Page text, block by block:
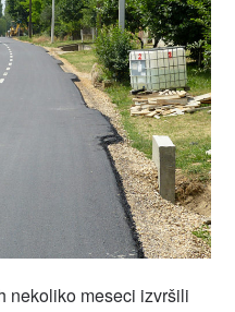
nekoliko meseci izvršili